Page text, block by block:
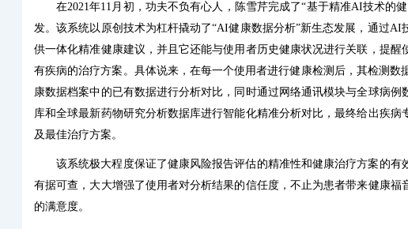
在2021年11月初，功夫不负有心人，陈雪芹完成了“基于精准AI技术的
发。该系统以原创技术为杠杆撬动了“AI健康数据分析”新生态发展，通过AI
供一体化精准健康建议，并且它还能与使用者历史健康状况进行关联，提醒
有疾病的治疗方案。具体说来，在每一个使用者进行健康检测后，其检测数
康数据档案中的已有数据进行分析对比，同时通过网络通讯模块与全球病例
库和全球最新药物研究分析数据库进行智能化精准分析对比，最终给出疾病
及最佳治疗方案。
该系统极大程度保证了健康风险报告评估的精准性和健康治疗方案的有
有据可查，大大增强了使用者对分析结果的信任度，不止为患者带来健康福
的满意度。